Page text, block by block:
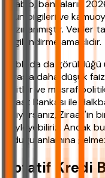
*Tablo, bankaların
ürün bilgileri ve
hazırlanmıştır.
bilgilendirme amaçlıdır.
Tabloda da
kıyasla daha düşük
limitler ve masraf
Ziraat Bankası ile
ediyorsanız, Ziraat'in
söyleyebiliriz. Ancak
olduğu anlamına
Rotatif Kredi